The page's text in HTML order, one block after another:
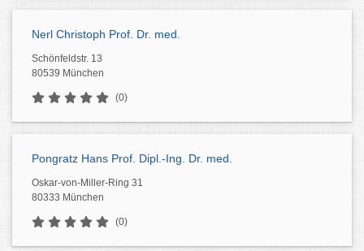
Nerl Christoph Prof. Dr. med.
Schönfeldstr. 13
80539 München
(0)
Pongratz Hans Prof. Dipl.-Ing. Dr. med.
Oskar-von-Miller-Ring 31
80333 München
(0)